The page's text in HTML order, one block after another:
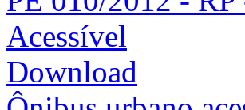
Acessível
Download